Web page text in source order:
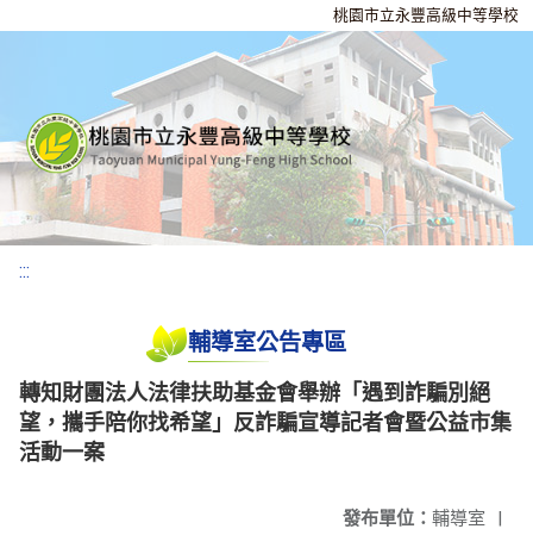
桃園市立永豐高級中等學校
:::
輔導室公告專區
轉知財團法人法律扶助基金會舉辦「遇到詐騙別絕
望，攜手陪你找希望」反詐騙宣導記者會暨公益市集
活動一案
發布單位： 輔導室 |